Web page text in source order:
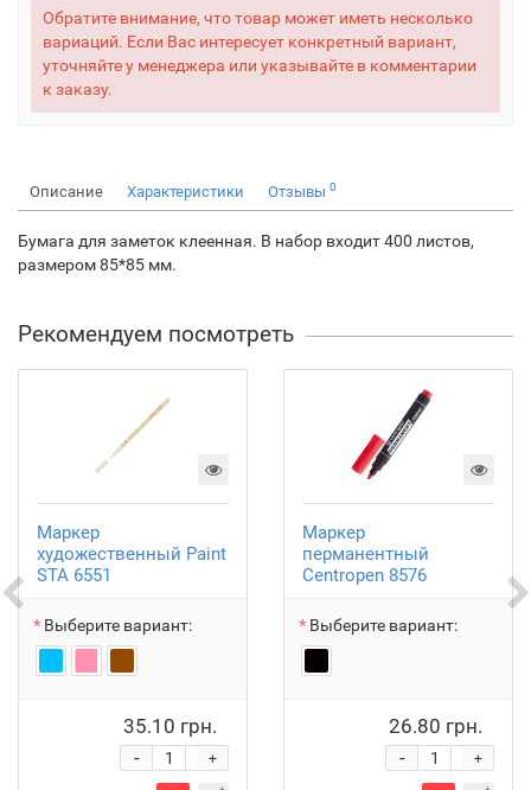
Обратите внимание, что товар может иметь несколько
вариаций. Если Вас интересует конкретный вариант,
уточняйте у менеджера или указывайте в комментарии
к заказу.
Описание Характеристики Отзывы 0
Бумага для заметок клеенная. В набор входит 400 листов,
размером 85*85 мм.
Рекомендуем посмотреть
Маркер
художественный Paint
STA 6551
Выберите вариант:
35.10 грн.
+
-
Маркер
перманентный
Centropen 8576
Выберите вариант:
26.80 грн.
+
-